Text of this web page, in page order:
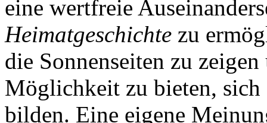
eine wertfreie
Heimatgeschichte zu
die Sonnenseiten zu
Möglichkeit zu bieten,
bilden. Eine eigene